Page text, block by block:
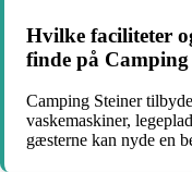
Hvilke faciliteter
finde på Camping
Camping Steiner
vaskemaskiner,
gæsterne kan nyde en